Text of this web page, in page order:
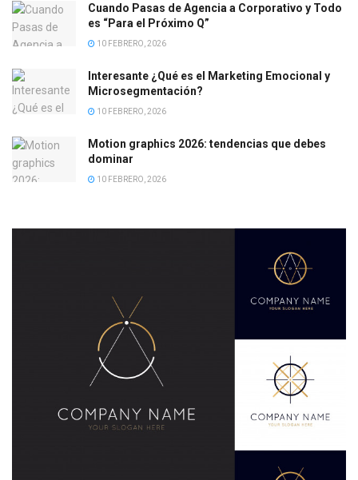
Cuando Pasas de Agencia a Corporativo y Todo
es “Para el Próximo Q”
10 FEBRERO, 2026
Interesante ¿Qué es el Marketing Emocional y
Microsegmentación?
10 FEBRERO, 2026
Motion graphics 2026: tendencias que debes
dominar
10 FEBRERO, 2026